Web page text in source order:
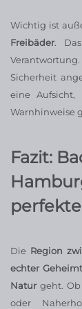
Wichtig ist
Freibäder.
Sicherheit
eine Aufsicht,
Warnhinweise
Fazit:
Die Region
echter
Naturgeht. Ob
oder